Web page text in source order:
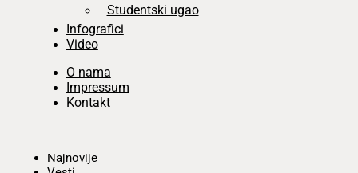
Studentski ugao
Infografici
Video
O nama
Impressum
Kontakt
Najnovije